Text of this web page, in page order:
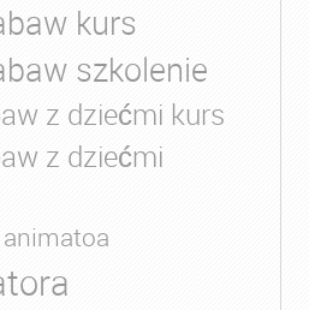
kurs
szkolenie
z dziećmi kurs
z dziećmi